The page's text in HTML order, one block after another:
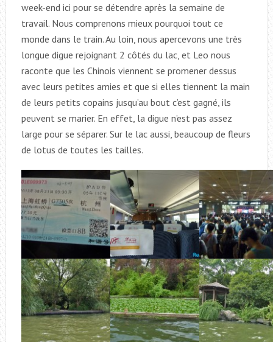
week-end ici pour se détendre après la semaine de
travail. Nous comprenons mieux pourquoi tout ce
monde dans le train.Au loin, nous apercevons une très
longue digue rejoignant 2 côtés du lac, et Leo nous
raconte que les Chinois viennent se promener dessus
avec leurs petites amies et que si elles tiennent la main
de leurs petits copains jusqu’au bout c’est gagné, ils
peuvent se marier. En effet, la digue n’est pas assez
large pour se séparer. Sur le lac aussi, beaucoup de fleurs
de lotus de toutes les tailles.